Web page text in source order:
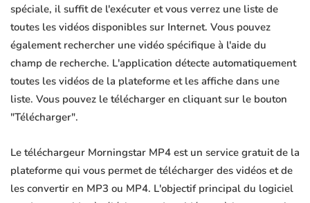
spéciale, il suffit de l'exécuter et vous verrez une liste de
toutes les vidéos disponibles sur Internet. Vous pouvez
également rechercher une vidéo spécifique à l'aide du
champ de recherche. L'application détecte automatiquement
toutes les vidéos de la plateforme et les affiche dans une
liste. Vous pouvez le télécharger en cliquant sur le bouton
"Télécharger".
Le téléchargeur Morningstar MP4 est un service gratuit de la
plateforme qui vous permet de télécharger des vidéos et de
les convertir en MP3 ou MP4. L'objectif principal du logiciel